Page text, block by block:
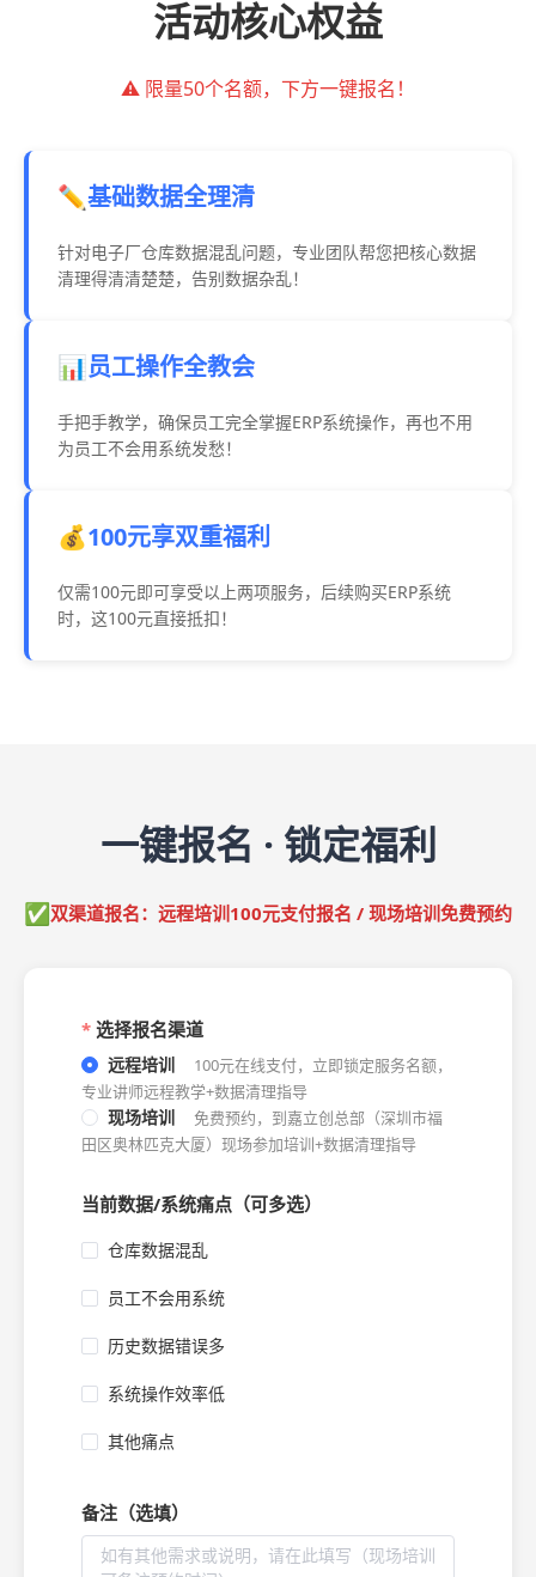
活动核心权益
⚠️ 限量50个名额，下方一键报名！
✏️基础数据全理清
针对电子厂仓库数据混乱问题，专业团队帮您把核心数据
清理得清清楚楚，告别数据杂乱！
📊员工操作全教会
手把手教学，确保员工完全掌握ERP系统操作，再也不用
为员工不会用系统发愁！
💰100元享双重福利
仅需100元即可享受以上两项服务，后续购买ERP系统
时，这100元直接抵扣！
一键报名 · 锁定福利
✅双渠道报名：远程培训100元支付报名 / 现场培训免费预约
选择报名渠道
远程培训
100元在线支付，立即锁定服务名额，
专业讲师远程教学+数据清理指导
现场培训
免费预约，到嘉立创总部（深圳市福
田区奥林匹克大厦）现场参加培训+数据清理指导
当前数据/系统痛点（可多选）
仓库数据混乱
员工不会用系统
历史数据错误多
系统操作效率低
其他痛点
备注（选填）